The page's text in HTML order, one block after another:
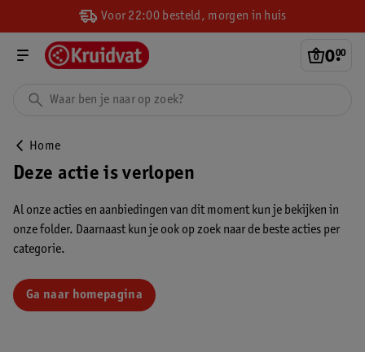
Voor 22:00 besteld, morgen in huis
0.
00
Home
Deze actie is verlopen
Al onze acties en aanbiedingen van dit moment kun je bekijken in
onze folder. Daarnaast kun je ook op zoek naar de beste acties per
categorie.
Ga naar homepagina